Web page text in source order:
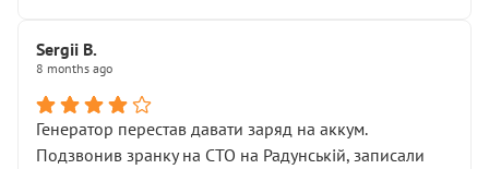
Sergii B.
8 months ago
Генератор перестав давати заряд на аккум.
Подзвонив зранку на СТО на Радунській, записали